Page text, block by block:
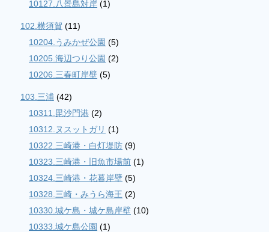
10127.八景島対岸 (1)
102.横須賀 (11)
10204.うみかぜ公園 (5)
10205.海辺つり公園 (2)
10206.三春町岸壁 (5)
103.三浦 (42)
10311.毘沙門港 (2)
10312.ヌスットガリ (1)
10322.三崎港・白灯堤防 (9)
10323.三崎港・旧魚市場前 (1)
10324.三崎港・花暮岸壁 (5)
10328.三崎・みうら海王 (2)
10330.城ケ島・城ケ島岸壁 (10)
10333.城ケ島公園 (1)